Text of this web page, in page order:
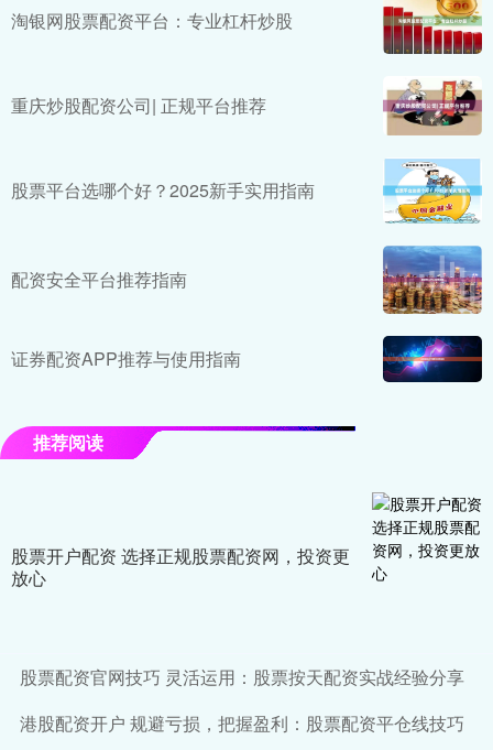
淘银网股票配资平台：专业杠杆炒股
重庆炒股配资公司| 正规平台推荐
股票平台选哪个好？2025新手实用指南
配资安全平台推荐指南
证券配资APP推荐与使用指南
推荐阅读
股票开户配资 选择正规股票配资网，投资更
放心
股票配资官网技巧 灵活运用：股票按天配资实战经验分享
港股配资开户 规避亏损，把握盈利：股票配资平仓线技巧